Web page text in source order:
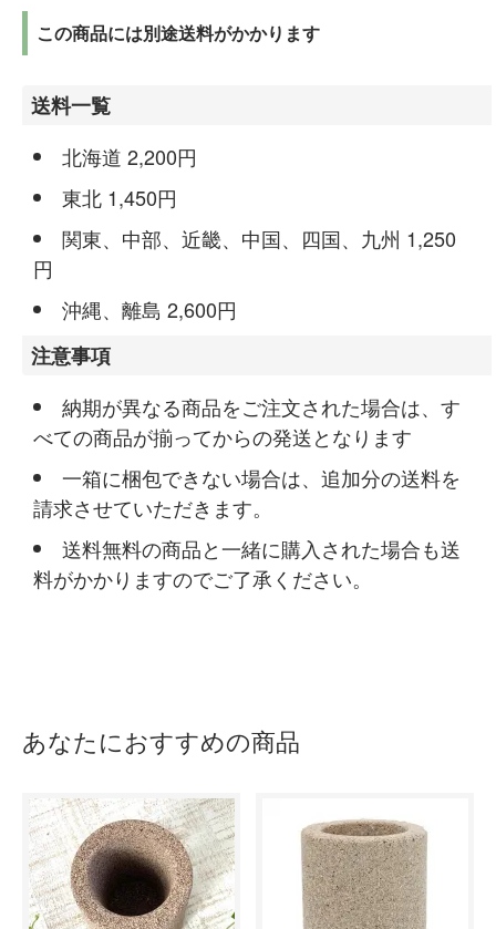
この商品には別途送料がかかります
送料一覧
北海道 2,200円
東北 1,450円
関東、中部、近畿、中国、四国、九州 1,250
円
沖縄、離島 2,600円
注意事項
納期が異なる商品をご注文された場合は、す
べての商品が揃ってからの発送となります
一箱に梱包できない場合は、追加分の送料を
請求させていただきます。
送料無料の商品と一緒に購入された場合も送
料がかかりますのでご了承ください。
あなたにおすすめの商品